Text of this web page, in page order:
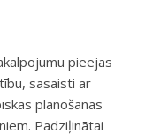
pieejas
sasaisti ar
plānošanas
Padziļinātai